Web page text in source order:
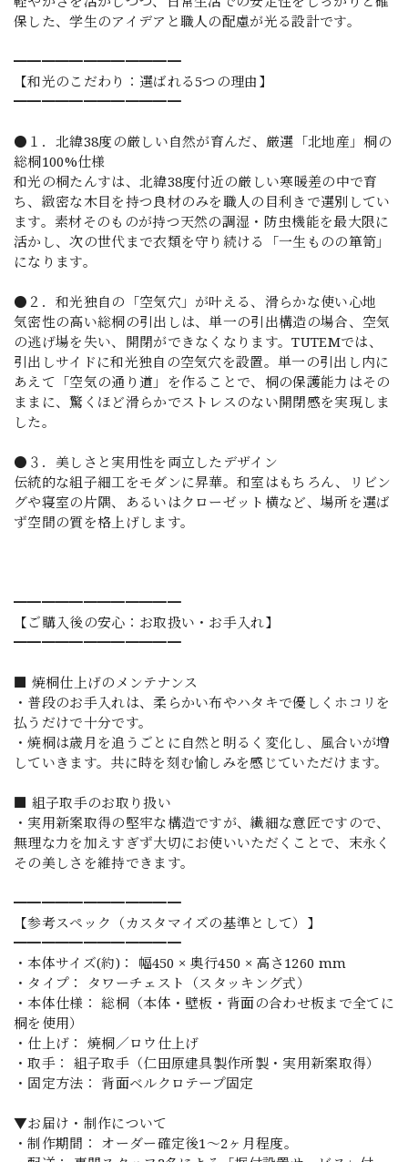
保した、学生のアイデアと職人の配慮が光る設計です。
━━━━━━━━━━━━
【和光のこだわり：選ばれる5つの理由】
━━━━━━━━━━━━
●１．北緯38度の厳しい自然が育んだ、厳選「北地産」桐の
総桐100%仕様
和光の桐たんすは、北緯38度付近の厳しい寒暖差の中で育
ち、緻密な木目を持つ良材のみを職人の目利きで選別してい
ます。素材そのものが持つ天然の調湿・防虫機能を最大限に
活かし、次の世代まで衣類を守り続ける「一生ものの箪笥」
になります。
●２．和光独自の「空気穴」が叶える、滑らかな使い心地
気密性の高い総桐の引出しは、単一の引出構造の場合、空気
の逃げ場を失い、開閉ができなくなります。TUTEMでは、
引出しサイドに和光独自の空気穴を設置。単一の引出し内に
あえて「空気の通り道」を作ることで、桐の保護能力はその
ままに、驚くほど滑らかでストレスのない開閉感を実現しま
した。
●３．美しさと実用性を両立したデザイン
伝統的な組子細工をモダンに昇華。和室はもちろん、リビン
グや寝室の片隅、あるいはクローゼット横など、場所を選ば
ず空間の質を格上げします。
━━━━━━━━━━━━
【ご購入後の安心：お取扱い・お手入れ】
━━━━━━━━━━━━
■ 焼桐仕上げのメンテナンス
・普段のお手入れは、柔らかい布やハタキで優しくホコリを
払うだけで十分です。
・焼桐は歳月を追うごとに自然と明るく変化し、風合いが増
していきます。共に時を刻む愉しみを感じていただけます。
■ 組子取手のお取り扱い
・実用新案取得の堅牢な構造ですが、繊細な意匠ですので、
無理な力を加えすぎず大切にお使いいただくことで、末永く
その美しさを維持できます。
━━━━━━━━━━━━
【参考スペック（カスタマイズの基準として）】
━━━━━━━━━━━━
・本体サイズ(約)： 幅450 × 奥行450 × 高さ1260 mm
・タイプ： タワーチェスト（スタッキング式）
・本体仕様： 総桐（本体・壁板・背面の合わせ板まで全てに
桐を使用）
・仕上げ： 焼桐／ロウ仕上げ
・取手： 組子取手（仁田原建具製作所製・実用新案取得）
・固定方法： 背面ベルクロテープ固定
▼お届け・制作について
・制作期間： オーダー確定後1〜2ヶ月程度。